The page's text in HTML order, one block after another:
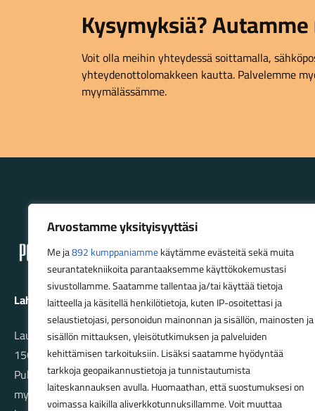
Arvostamme yksityisyyttäsi
Me ja892 kumppaniammekäytämme evästeitä sekä muita
seurantatekniikoita parantaaksemme käyttökokemustasi
sivustollamme. Saatamme tallentaa ja/tai käyttää tietoja
laitteella ja käsitellä henkilötietoja, kuten IP-osoitettasi ja
selaustietojasi, personoidun mainonnan ja sisällön, mainosten ja
sisällön mittauksen, yleisötutkimuksen ja palveluiden
kehittämisen tarkoituksiin. Lisäksi saatamme hyödyntää
tarkkoja geopaikannustietoja ja tunnistautumista
laiteskannauksen avulla. Huomaathan, että suostumuksesi on
voimassa kaikilla aliverkkotunnuksillamme. Voit muuttaa
Kysymyksiä?
Voit olla meihin yhteydessä soittamalla,
yhteydenottolomakkeen kautta. Palvelemme
myymälässämme.
Lahden Polkupyörähuolto - etusivulle
Lahden Polkupyörähuolto Oy
Launeenkatu 80
15610 LAHTI
Puh. 03 733 9183
myynti@pyorakauppa.fi